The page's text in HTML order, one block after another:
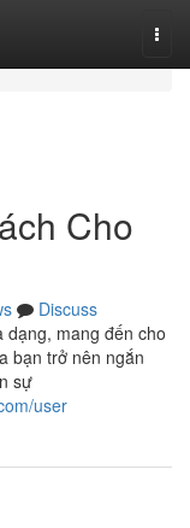
Cho
Discuss
dạng, mang đến cho
bạn trở nên ngắn
sự
user